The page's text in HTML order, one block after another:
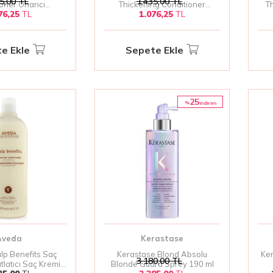
Onarıcı
Saç Kremi 200 ml
TL
Ekle
Thickening Conditioner
Dökülme Karşıtı Dolgunlaştırıcı
1.076,25 TL
Sepete Ekle
Benefits Saç
Saç Kremi
%25i̇ndirim
Kerastase
Kerastase Blond Absolu
Blonde Guard Sprey 190 ml
3.180,00TL